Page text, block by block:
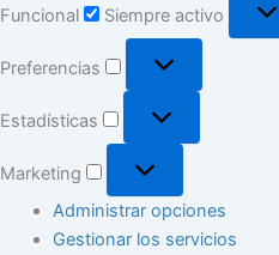
Funcional Siempre activo
Preferencias
Estadísticas
Marketing
Administrar opciones
Gestionar los servicios